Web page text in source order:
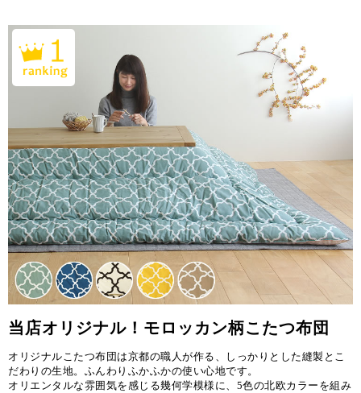
当店オリジナル！モロッカン柄こたつ布団
オリジナルこたつ布団は京都の職人が作る、しっかりとした縫製とこ
だわりの生地。ふんわりふかふかの使い心地です。
オリエンタルな雰囲気を感じる幾何学模様に、5色の北欧カラーを組み